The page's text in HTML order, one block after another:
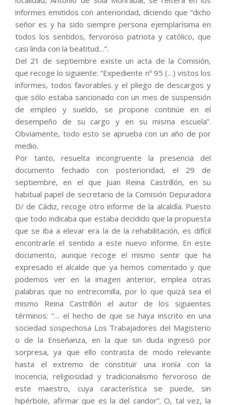
informes emitidos con anterioridad, diciendo que “dicho
señor es y ha sido siempre persona ejemplarísima en
todos los sentidos, fervoroso patriota y católico, que
casi linda con la beatitud…”.
Del 21 de septiembre existe un acta de la Comisión,
que recoge lo siguiente: “Expediente nº 95 (…) vistos los
informes, todos favorables y el pliego de descargos y
que sólo estaba sancionado con un mes de suspensión
de empleo y sueldo, se propone continúe en el
desempeño de su cargo y en su misma escuela”.
Obviamente, todo esto se aprueba con un año de por
medio.
Por tanto, resuelta incongruente la presencia del
documento fechado con posterioridad, el 29 de
septiembre, en el que Juan Reina Castrillón, en su
habitual papel de secretario de la Comisión Depuradora
D/ de Cádiz, recoge otro informe de la alcaldía. Puesto
que todo indicaba que estaba decidido que la propuesta
que se iba a elevar era la de la rehabilitación, es difícil
encontrarle el sentido a este nuevo informe. En este
documento, aunque recoge el mismo sentir que ha
expresado el alcalde que ya hemos comentado y que
podemos ver en la imagen anterior, emplea otras
palabras que no entrecomilla, por lo que quizá sea el
mismo Reina Castrillón el autor de los siguientes
términos: “… el hecho de que se haya inscrito en una
sociedad sospechosa Los Trabajadores del Magisterio
o de la Enseñanza, en la que sin duda ingresó por
sorpresa, ya que ello contrasta de modo relevante
hasta el extremo de constituir una ironía con la
inocencia, religiosidad y tradicionalismo fervoroso de
este maestro, cuya característica se puede, sin
hipérbole, afirmar que es la del candor”. O, tal vez, la